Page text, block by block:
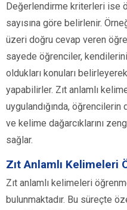
Değerlendirme kriterleri ise
sayısına göre belirlenir.
üzeri doğru cevap veren
sayede öğrenciler,
oldukları konuları
yapabilirler. Zıt anlamlı
uygulandığında,
ve kelime dağarcıklarını
sağlar.
Zıt Anlamlı Kelimeleri
Zıt anlamlı kelimeleri
bulunmaktadır. Bu süreçte